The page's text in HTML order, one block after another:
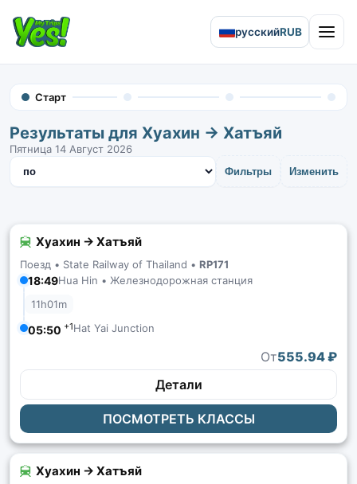
русскийRUB Open
Старт
Результаты для Хуахин → Хатъяй
Пятница 14 Август 2026
Фильтры Изменить
Сортировать результаты
Хуахин → Хатъяй
Поезд • State Railway of Thailand • RP171
18:49Hua Hin • Железнодорожная станция
11h01m
05:50 +1Hat Yai Junction
От555.94 ₽
Детали
ПОСМОТРЕТЬ КЛАССЫ
Хуахин → Хатъяй